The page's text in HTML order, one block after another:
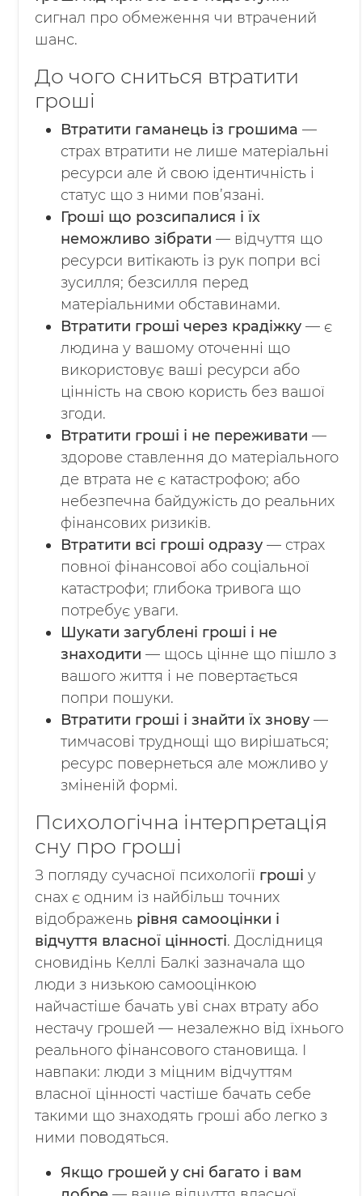
сигнал про обмеження чи втрачений
шанс.
До чого сниться втратити
гроші
Втратити гаманець із грошима —
страх втратити не лише матеріальні
ресурси але й свою ідентичність і
статус що з ними пов’язані.
Гроші що розсипалися і їх
неможливо зібрати — відчуття що
ресурси витікають із рук попри всі
зусилля; безсилля перед
матеріальними обставинами.
Втратити гроші через крадіжку — є
людина у вашому оточенні що
використовує ваші ресурси або
цінність на свою користь без вашої
згоди.
Втратити гроші і не переживати —
здорове ставлення до матеріального
де втрата не є катастрофою; або
небезпечна байдужість до реальних
фінансових ризиків.
Втратити всі гроші одразу — страх
повної фінансової або соціальної
катастрофи; глибока тривога що
потребує уваги.
Шукати загублені гроші і не
знаходити — щось цінне що пішло з
вашого життя і не повертається
попри пошуки.
Втратити гроші і знайти їх знову —
тимчасові труднощі що вирішаться;
ресурс повернеться але можливо у
зміненій формі.
Психологічна інтерпретація
сну про гроші
З погляду сучасної психології гроші у
снах є одним із найбільш точних
відображень рівня самооцінки і
відчуття власної цінності. Дослідниця
сновидінь Келлі Балкі зазначала що
люди з низькою самооцінкою
найчастіше бачать уві снах втрату або
нестачу грошей — незалежно від їхнього
реального фінансового становища. І
навпаки: люди з міцним відчуттям
власної цінності частіше бачать себе
такими що знаходять гроші або легко з
ними поводяться.
Якщо грошей у сні багато і вам